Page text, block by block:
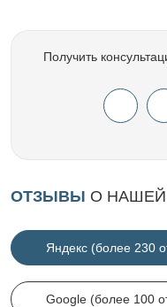
Получить
ОТЗЫВЫ О
Яндекс (более 230
Google (более 100